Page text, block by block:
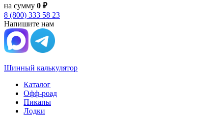
на сумму 0 ₽
8 (800) 333 58 23
Напишите нам
Шинный калькулятор
Каталог
Офф-роад
Пикапы
Лодки